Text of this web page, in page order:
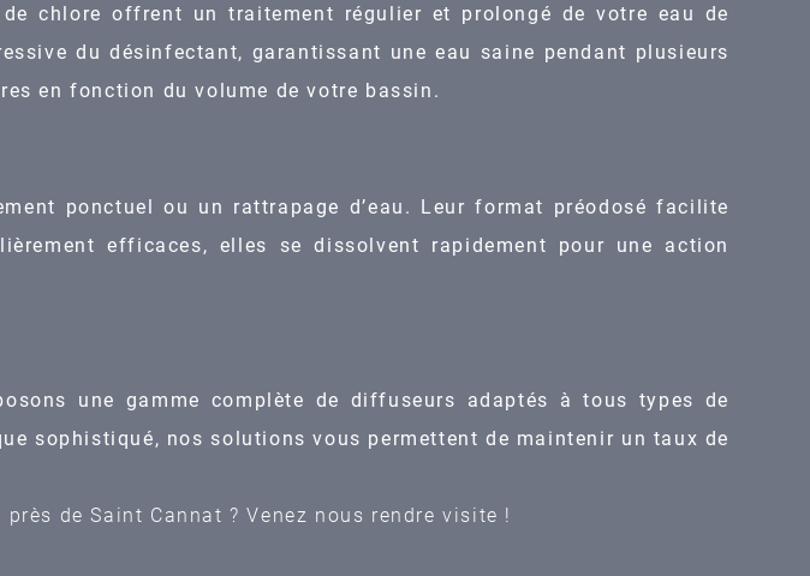
chlore offrent un traitement régulier et prolongé de votre eau de
du désinfectant, garantissant une eau saine pendant plusieurs
en fonction du volume de votre bassin.
ponctuel ou un rattrapage d’eau. Leur format préodosé facilite
efficaces, elles se dissolvent rapidement pour une action
une gamme complète de diffuseurs adaptés à tous types de
sophistiqué, nos solutions vous permettent de maintenir un taux de
de Saint Cannat ? Venez nous rendre visite !